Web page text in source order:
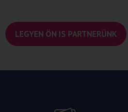
LEGYEN ÖN IS PARTNERÜNK